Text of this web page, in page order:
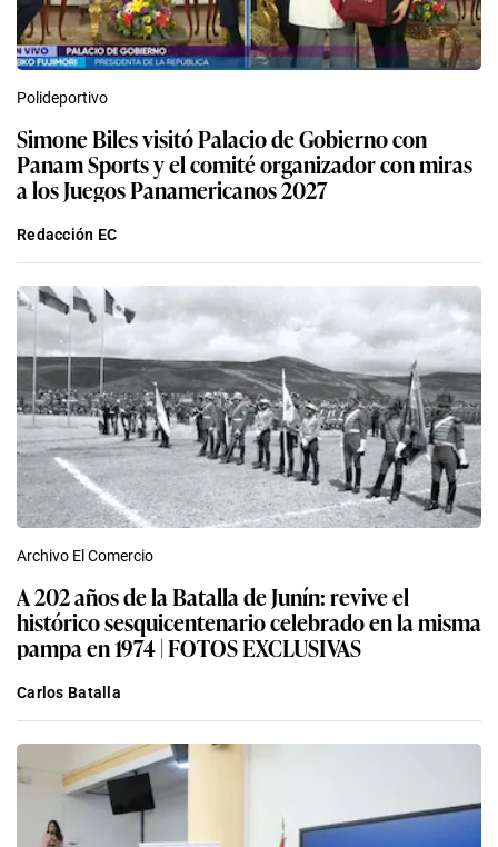
Polideportivo
Simone Biles visitó Palacio de Gobierno con
Panam Sports y el comité organizador con miras
a los Juegos Panamericanos 2027
Redacción EC
Archivo El Comercio
A 202 años de la Batalla de Junín: revive el
histórico sesquicentenario celebrado en la misma
pampa en 1974 | FOTOS EXCLUSIVAS
Carlos Batalla